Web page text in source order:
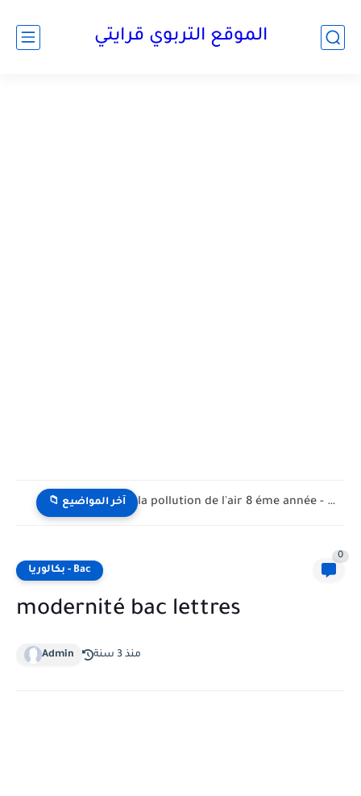
الموقع التربوي قرايتي
📁 آخر المواضيع la pollution de l'air 8 éme année - تلوث الهواء...
بكالوريا - Bac
0
modernité bac lettres
Admin منذ 3 سنة